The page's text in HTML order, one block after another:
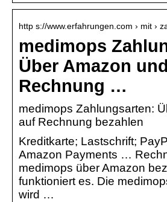
http s://www.erfahrungen.com › mit ›
medimops
Über Amazon
Rechnung …
medimops Zahlungsarten:
auf Rechnung bezahlen
Kreditkarte; Lastschrift;
Amazon Payments …
medimops über Amazon
funktioniert es. Die
wird …